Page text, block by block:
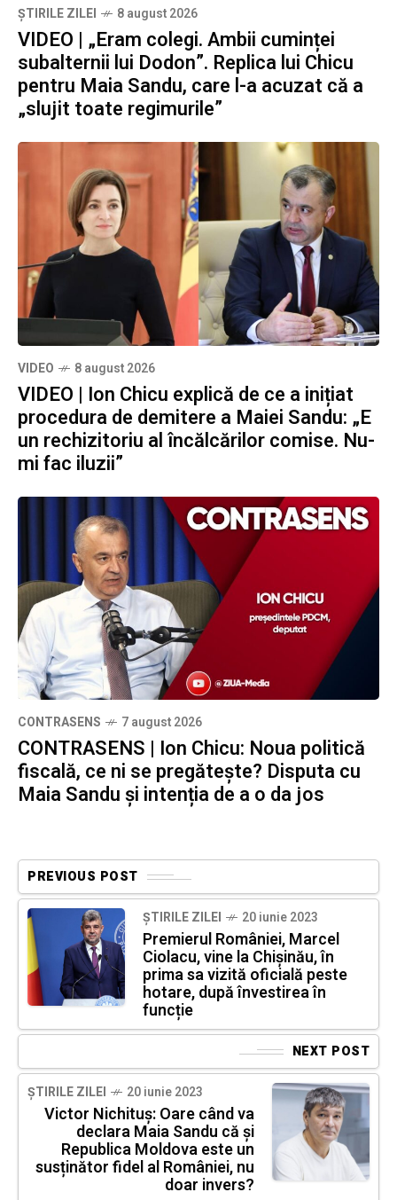
ȘTIRILE ZILEI 8 august 2026
VIDEO | „Eram colegi. Ambii cuminței
subalternii lui Dodon”. Replica lui Chicu
pentru Maia Sandu, care l-a acuzat că a
„slujit toate regimurile”
VIDEO 8 august 2026
VIDEO | Ion Chicu explică de ce a inițiat
procedura de demitere a Maiei Sandu: „E
un rechizitoriu al încălcărilor comise. Nu-
mi fac iluzii”
CONTRASENS 7 august 2026
CONTRASENS | Ion Chicu: Noua politică
fiscală, ce ni se pregătește? Disputa cu
Maia Sandu și intenția de a o da jos
PREVIOUS POST
ȘTIRILE ZILEI 20 iunie 2023
Premierul României, Marcel
Ciolacu, vine la Chișinău, în
prima sa vizită oficială peste
hotare, după învestirea în
funcție
NEXT POST
ȘTIRILE ZILEI 20 iunie 2023
Victor Nichituș: Oare când va
declara Maia Sandu că și
Republica Moldova este un
susținător fidel al României, nu
doar invers?